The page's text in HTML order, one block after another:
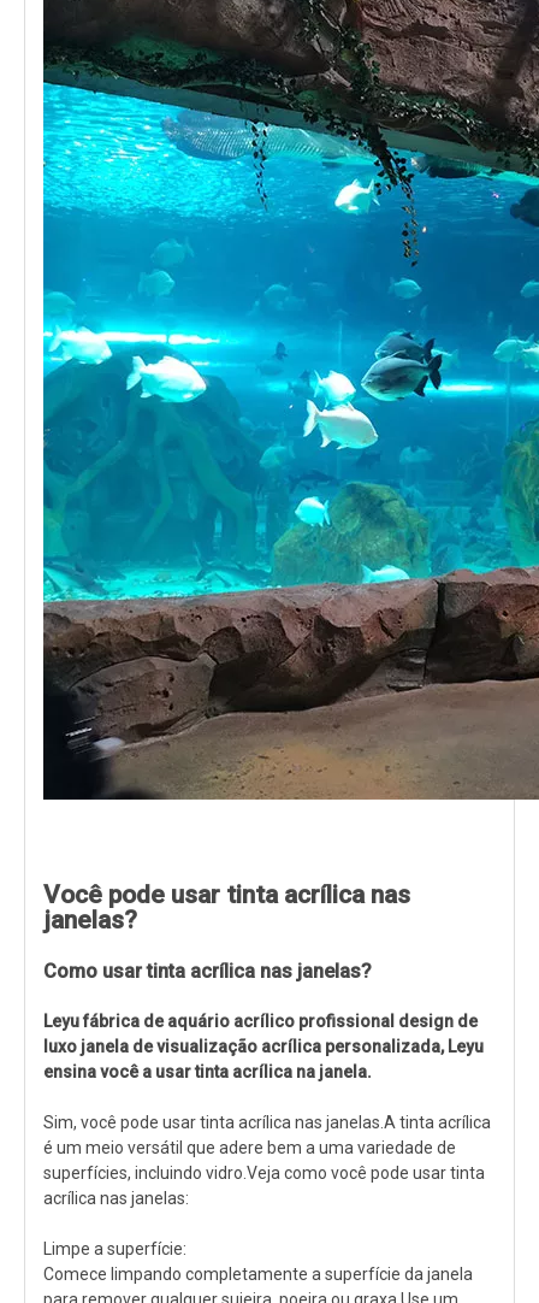
Você pode usar tinta acrílica nas
janelas?
Como usar tinta acrílica nas janelas?
Leyu fábrica de aquário acrílico profissional design de
luxo janela de visualização acrílica personalizada, Leyu
ensina você a usar tinta acrílica na janela.
Sim, você pode usar tinta acrílica nas janelas.A tinta acrílica
é um meio versátil que adere bem a uma variedade de
superfícies, incluindo vidro.Veja como você pode usar tinta
acrílica nas janelas:
Limpe a superfície:
Comece limpando completamente a superfície da janela